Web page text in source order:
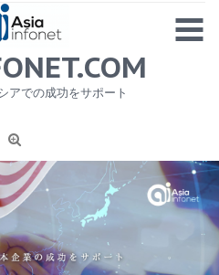
1
作権について
アでの成功をサポート